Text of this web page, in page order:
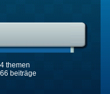
themen
beiträge